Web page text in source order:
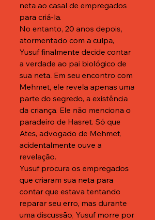
neta ao casal de empregados
para criá-la.
No entanto, 20 anos depois,
atormentado com a culpa,
Yusuf finalmente decide contar
a verdade ao pai biológico de
sua neta. Em seu encontro com
Mehmet, ele revela apenas uma
parte do segredo, a existência
da criança. Ele não menciona o
paradeiro de Hasret. Só que
Ates, advogado de Mehmet,
acidentalmente ouve a
revelação.
Yusuf procura os empregados
que criaram sua neta para
contar que estava tentando
reparar seu erro, mas durante
uma discussão, Yusuf morre por